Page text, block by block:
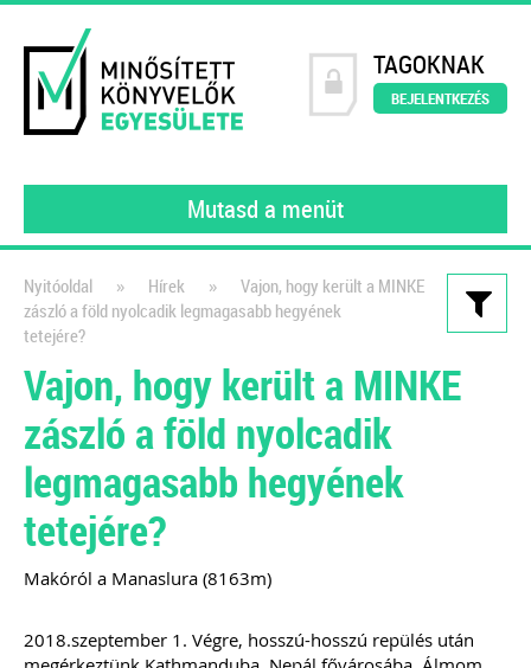
TAGOKNAK
BEJELENTKEZÉS
Mutasd a menüt
Kiadványaink
Könyvelői szerződésminta
digitalizált környezetben
A számlakép digitalizálásától a
feldolgozáson át a digitális
Új és rendhagyó könyvelői feladat és
rendszerekben történő kezelése.
Elkészítettünk egy mai modern
Nyitóoldal » Hírek »
Vajon, hogy került a MINKE
zászló a föld nyolcadik legmagasabb hegyének
tetejére?
Vajon, hogy került a MINKE
zászló a föld nyolcadik
legmagasabb hegyének
tetejére?
Makóról a Manaslura (8163m)
2018.szeptember 1. Végre, hosszú-hosszú repülés után